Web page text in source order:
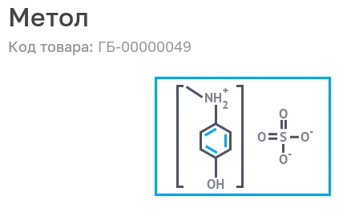
Метол
Код товара: ГБ-00000049